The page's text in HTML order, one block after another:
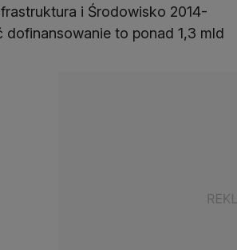
i Środowisko 2014-
dofinansowanie to ponad 1,3 mld